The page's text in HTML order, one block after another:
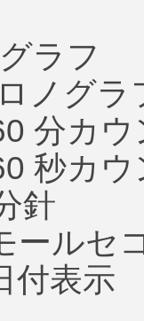
ラフ
ノグラ
分カウ
秒カウ
針
ールセ
付表示